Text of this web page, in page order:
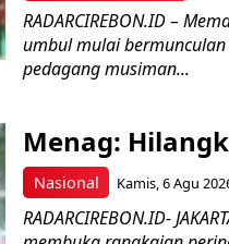
RADARCIREBON.ID –
umbul mulai
pedagang musiman...
Nasional
Menag:
Kamis, 6 Agu
RADARCIREBON.ID-